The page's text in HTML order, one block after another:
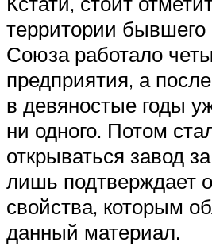
территории бывшего
Союза работало
предприятия, а
в девяностые годы
ни одного. Потом
открываться завод
лишь подтверждает
свойства, которым
данный материал.